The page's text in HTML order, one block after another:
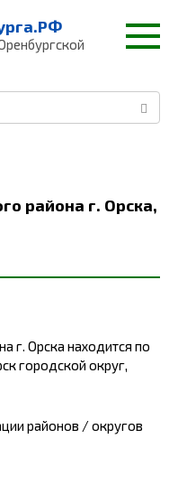
района г. Орска,
г. Орска находится по
городской округ,
районов / округов